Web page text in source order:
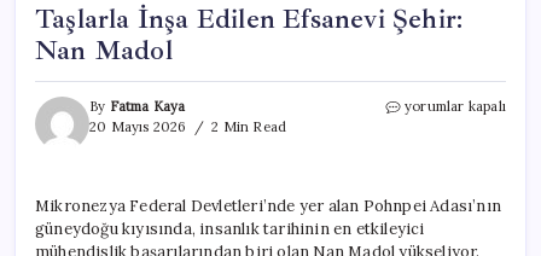
Taşlarla İnşa Edilen Efsanevi Şehir:
Nan Madol
By Fatma Kaya
20 Mayıs 2026
2 Min Read
Taşlarla
Nan
Madol
için
yorumlar kapalı
Mikronezya Federal Devletleri’nde yer alan Pohnpei Adası’nın
güneydoğu kıyısında, insanlık tarihinin en etkileyici
mühendislik başarılarından biri olan Nan Madol yükseliyor.